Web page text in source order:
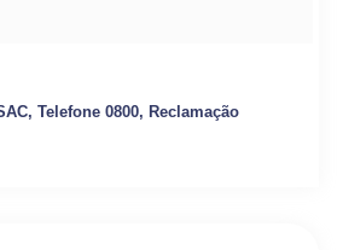
Telefone 0800, Reclamação